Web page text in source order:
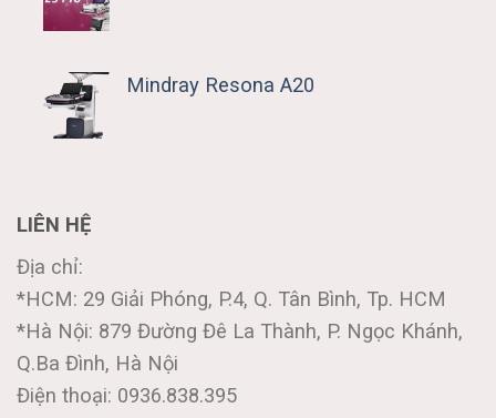
Mindray Resona A20
LIÊN HỆ
Địa chỉ:
*HCM: 29 Giải Phóng, P.4, Q. Tân Bình, Tp. HCM
*Hà Nội: 879 Đường Đê La Thành, P. Ngọc Khánh,
Q.Ba Đình, Hà Nội
Điện thoại: 0936.838.395